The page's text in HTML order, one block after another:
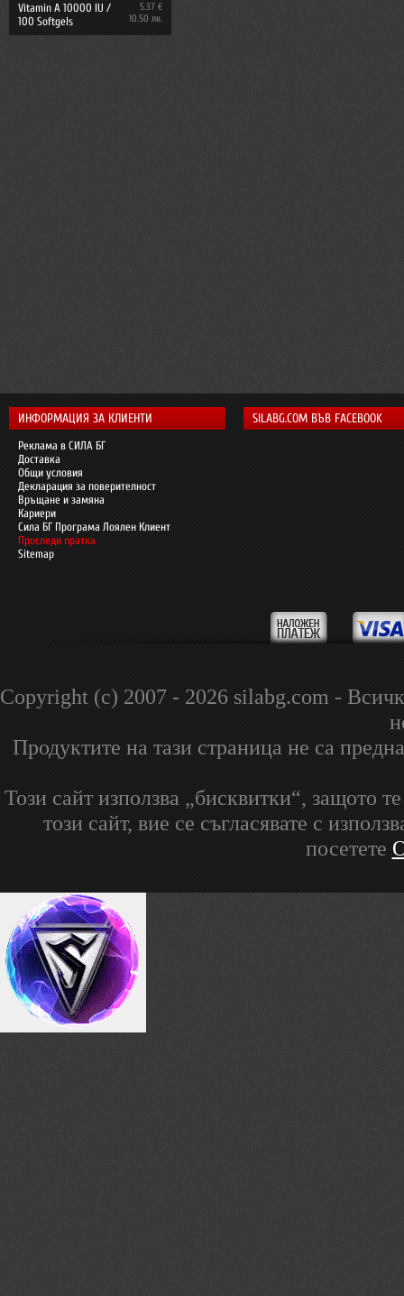
Vitamin A 10000 IU /
100 Softgels
5.37 €
10.50 лв.
ИНФОРМАЦИЯ ЗА КЛИЕНТИ
Реклама в СИЛА БГ
Доставка
Общи условия
Декларация за поверителност
Връщане и замяна
Кариери
Сила БГ Програма Лоялен Клиент
Проследи пратка
Sitemap
SILABG.COM ВЪВ FACEBOOK
Copyright (c) 2007 - 2026 silabg.com -
Продуктите на тази страница не са
Този сайт използва „бисквитки“, защото
този сайт, вие се съгласявате с
посетете